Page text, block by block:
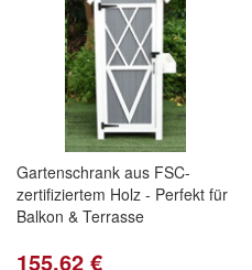
Gartenschrank aus FSC-
zertifiziertem Holz - Perfekt für
Balkon & Terrasse
155,62 €